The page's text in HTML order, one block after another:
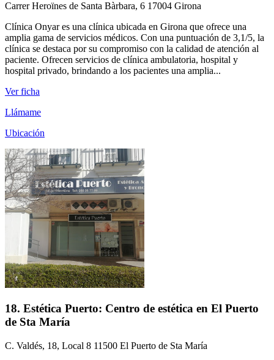
Carrer Heroïnes de Santa Bàrbara, 6 17004 Girona
Clínica Onyar es una clínica ubicada en Girona que ofrece una
amplia gama de servicios médicos. Con una puntuación de 3,1/5, la
clínica se destaca por su compromiso con la calidad de atención al
paciente. Ofrecen servicios de clínica ambulatoria, hospital y
hospital privado, brindando a los pacientes una amplia...
Ver ficha
Llámame
Ubicación
18. Estética Puerto: Centro de estética en El Puerto
de Sta María
C. Valdés, 18, Local 8 11500 El Puerto de Sta María